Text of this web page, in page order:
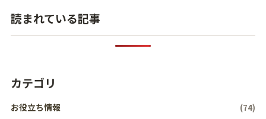
読まれている記事
カテゴリ
お役立ち情報 (74)